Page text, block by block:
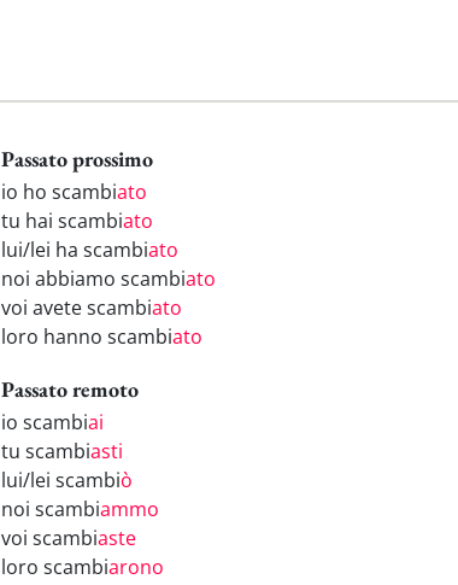
Passato prossimo
io ho scambiato
tu hai scambiato
lui/lei ha scambiato
noi abbiamo scambiato
voi avete scambiato
loro hanno scambiato
Passato remoto
io scambiai
tu scambiasti
lui/lei scambiò
noi scambiammo
voi scambiaste
loro scambiarono